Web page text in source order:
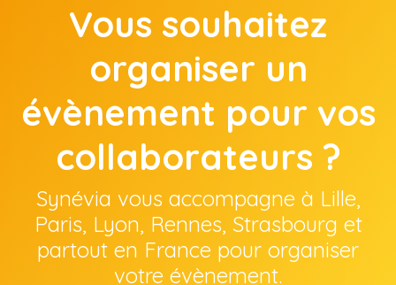
Vous souhaitez
organiser un
évènement pour vos
collaborateurs ?
Synévia vous accompagne à Lille,
Paris, Lyon, Rennes, Strasbourg et
partout en France pour organiser
votre évènement.